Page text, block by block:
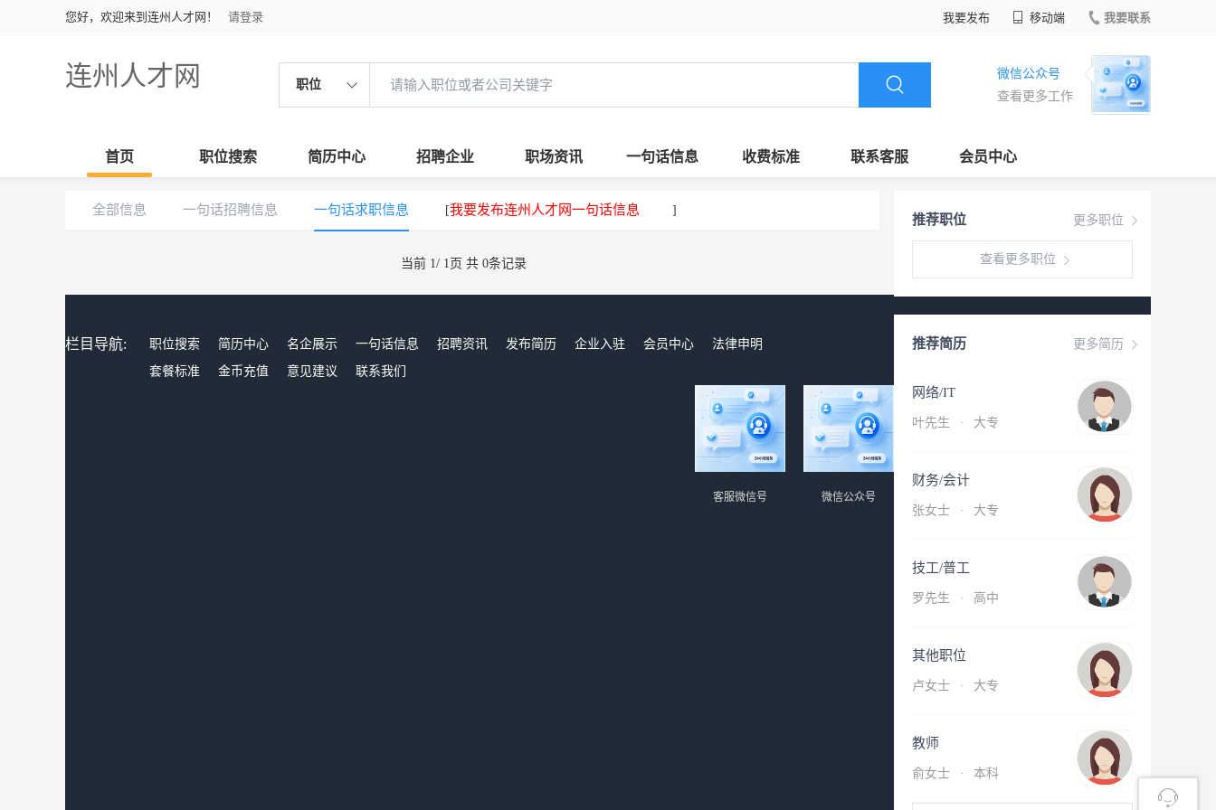
您好，欢迎来到连州人才网！ 请登录 我要发布 移动端 我要联系
连州人才网 职位
微信公众号
查看更多工作
首页 职位搜索 简历中心 招聘企业 职场资讯 一句话信息 收费标准 联系客服 会员中心
更多职位
推荐职位
查看更多职位
更多简历
推荐简历
网络/IT
叶先生 · 大专
财务/会计
张女士 · 大专
技工/普工
罗先生 · 高中
其他职位
卢女士 · 大专
教师
俞女士 · 本科
全部信息 一句话招聘信息 一句话求职信息 [我要发布连州人才网一句话信息 ]
当前 1/ 1页 共 0条记录
栏目导航: 职位搜索 简历中心 名企展示 一句话信息 招聘资讯 发布简历 企业入驻 会员中心
法律申明
套餐标准
金币充值 意见建议 联系我们
微信公众号
客服微信号